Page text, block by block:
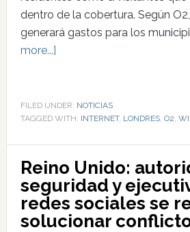
dentro de la cobertura. Según
generará gastos para los
more...]
FILED UNDER: NOTICIAS
TAGGED WITH: INTERNET, LONDRES, O2,
Reino Unido:
seguridad y
redes sociales se
solucionar